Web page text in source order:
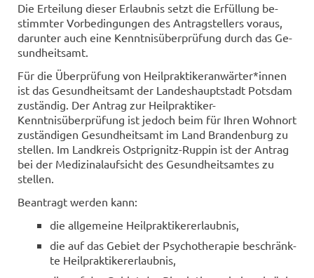
Die Er­tei­lung die­ser Er­laub­nis setzt die Er­fül­lung be­
stimm­ter Vor­be­din­gun­gen des An­trag­stel­lers vor­aus,
dar­un­ter auch eine Kennt­nis­über­prü­fung durch das Ge­
sund­heits­amt.
Für die Über­prü­fung von Heil­prak­ti­ker­an­wär­ter*innen
ist das Ge­sund­heits­amt der Lan­des­haupt­stadt Pots­dam
zu­stän­dig. Der An­trag zur Heilpraktiker-​
Kenntnisüberprüfung ist je­doch beim für Ihren Wohn­ort
zu­stän­di­gen Ge­sund­heits­amt im Land Bran­den­burg zu
stel­len. Im Land­kreis Ostprignitz-​Ruppin ist der An­trag
bei der Me­di­zi­nal­auf­sicht des Ge­sund­heits­am­tes zu
stel­len.
Be­an­tragt wer­den kann:
die all­ge­mei­ne Heil­prak­ti­ker­er­laub­nis,
die auf das Ge­biet der Psy­cho­the­ra­pie be­schränk­
te Heil­prak­ti­ker­er­laub­nis,